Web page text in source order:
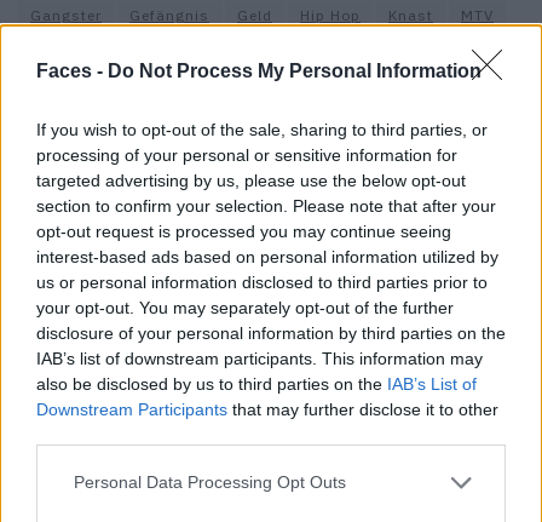
Faces - Do Not Process My Personal Information
If you wish to opt-out of the sale, sharing to third parties, or
processing of your personal or sensitive information for
targeted advertising by us, please use the below opt-out
section to confirm your selection. Please note that after your
opt-out request is processed you may continue seeing
interest-based ads based on personal information utilized by
us or personal information disclosed to third parties prior to
your opt-out. You may separately opt-out of the further
disclosure of your personal information by third parties on the
IAB’s list of downstream participants. This information may
also be disclosed by us to third parties on the IAB’s List of
Downstream Participants that may further disclose it to other
Personal Data Processing Opt Outs
Gangster
Gefängnis Geld Hip Hop Knast
MTV
VERWANDTE ARTIKEL
PEOPLE